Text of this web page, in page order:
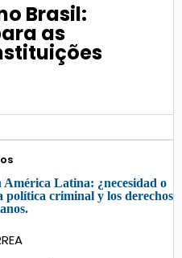
Brasil:
as